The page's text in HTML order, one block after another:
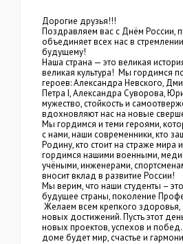
Дорогие друзья!!!
Поздравляем вас с Днём России,
объединяет всех нас в
будущему!
Наша страна — это великая
великая культура! Мы гордимся
героев: Александра Невского,
Петра I, Александра Суворова,
мужество, стойкость и
вдохновляют нас на новые
Мы гордимся и теми героями,
с нами, наши современники, кто
Родину, кто стоит на страже мира
гордимся нашими военными,
учёными, инженерами,
вносит вклад в развитие России!
Мы верим, что наши студенты –
будущее страны, поколение
Желаем всем крепкого здоровья,
новых достижений. Пусть этот
новых проектов, успехов и
доме будет мир, счастье и